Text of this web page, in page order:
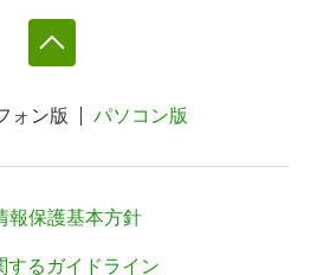
ォン版 パソコン版
報保護基本方針
するガイドライン